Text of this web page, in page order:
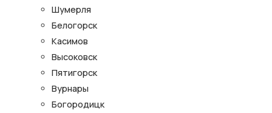
Шумерля
Белогорск
Касимов
Высоковск
Пятигорск
Вурнары
Богородицк